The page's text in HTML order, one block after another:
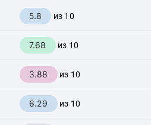
5.8 из 10
7.68 из 10
3.88 из 10
6.29 из 10